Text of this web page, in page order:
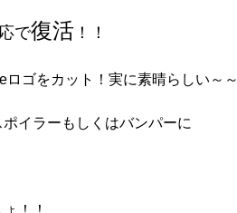
で復活 ！！
ゴをカット！実に素晴らしい～～
イラーもしくはバンパーに
！！